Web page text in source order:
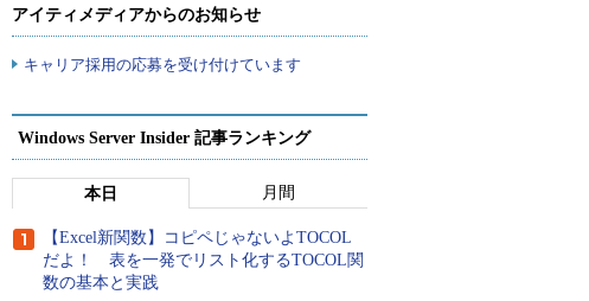
アイティメディアからのお知らせ
キャリア採用の応募を受け付けています
Windows Server Insider 記事ランキング
本日 月間
【Excel新関数】コピペじゃないよTOCOL
だよ！ 表を一発でリスト化するTOCOL関
数の基本と実践